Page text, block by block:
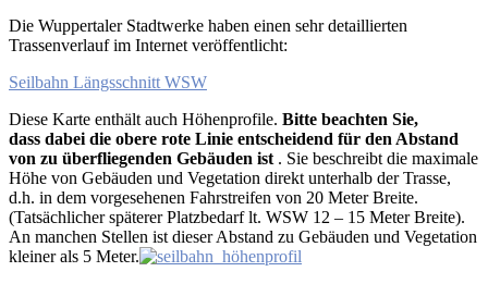
Die Wuppertaler Stadtwerke haben einen sehr detaillierten
Trassenverlauf im Internet veröffentlicht:
Seilbahn Längsschnitt WSW
Diese Karte enthält auch Höhenprofile. Bitte beachten Sie,
dass dabei die obere rote Linie entscheidend für den Abstand
von zu überfliegenden Gebäuden ist . Sie beschreibt die maximale
Höhe von Gebäuden und Vegetation direkt unterhalb der Trasse,
d.h. in dem vorgesehenen Fahrstreifen von 20 Meter Breite.
(Tatsächlicher späterer Platzbedarf lt. WSW 12 – 15 Meter Breite).
An manchen Stellen ist dieser Abstand zu Gebäuden und Vegetation
kleiner als 5 Meter.